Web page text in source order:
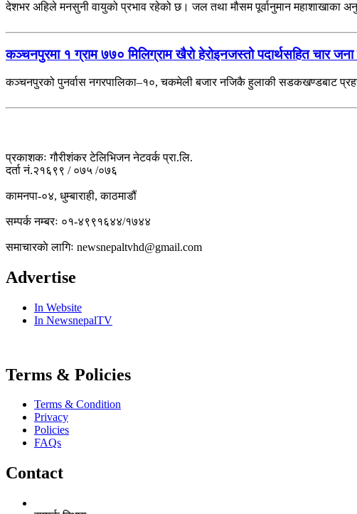
देशभर अहिले मनसुनी वायुको प्रभाव रहेको छ। जल तथा मौसम पूर्वानुमान महाशाखाका
कञ्चनपुरमा १ ग्राम ७७० मिलिग्राम खैरो हेरोइनजस्तो पदार्थसहित चार
कञ्चनपुरको पुनर्वास नगरपालिका–१०, चकमेली बजार नजिकै हुलाकी सडकखण्डबाट
प्रकाशकः गौरीशंकर टेलिभिजन नेटवर्क प्रा.लि.
दर्ता नं.२१६९९ / ०७५ /०७६
कामनपा-०४, धुम्बाराही, काठमाडौं
सम्पर्क नम्बरः ०१-४९९१६४४/१७४४
समाचारकाे लागिः newsnepaltvhd@gmail.com
Advertise
In Website
In NewsnepalTV
Terms & Policies
Terms & Condition
Privacy
Policies
FAQs
Contact